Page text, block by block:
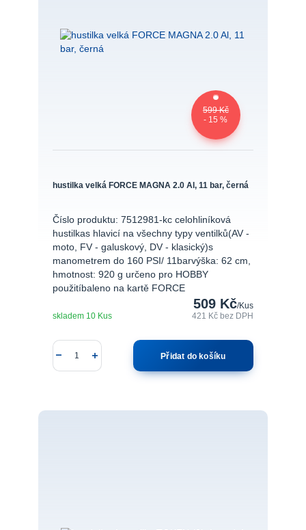
599 Kč
- 15 %
hustilka velká FORCE MAGNA 2.0 Al, 11 bar, černá
Číslo produktu: 7512981-kc celohliníková
hustilkas hlavicí na všechny typy ventilků(AV -
moto, FV - galuskový, DV - klasický)s
manometrem do 160 PSI/ 11barvýška: 62 cm,
hmotnost: 920 g určeno pro HOBBY
použitíbaleno na kartě FORCE
509 Kč/Kus
421 Kčbez DPH
skladem 10 Kus
Přidat do košíku